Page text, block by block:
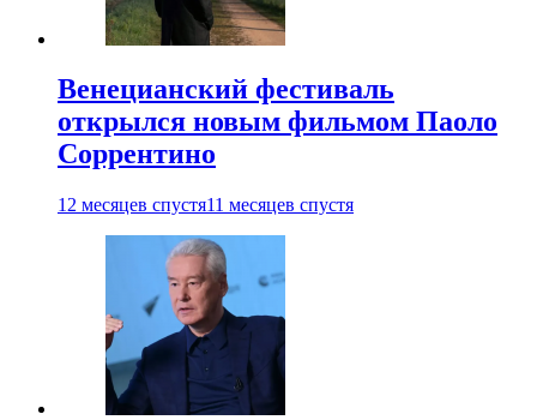
Венецианский фестиваль
открылся новым фильмом Паоло
Соррентино
12 месяцев спустя11 месяцев спустя